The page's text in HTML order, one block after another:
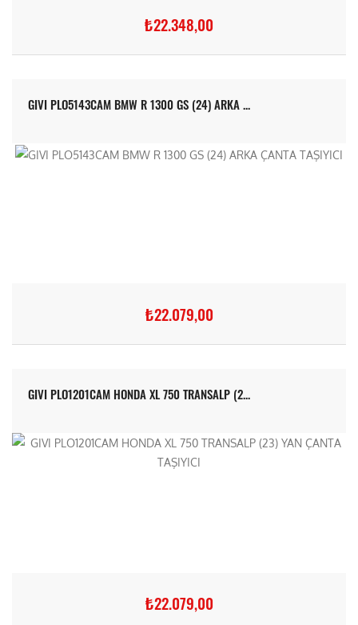
₺22.348,00
GIVI PLO5143CAM BMW R 1300 GS (24) ARKA ...
₺22.079,00
GIVI PLO1201CAM HONDA XL 750 TRANSALP (2...
₺22.079,00